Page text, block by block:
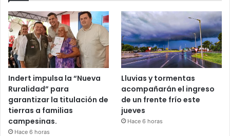
Indert impulsa la “Nueva
Ruralidad” para
garantizar la titulación de
tierras a familias
campesinas.
Hace 6 horas
Lluvias y tormentas
acompañarán el ingreso
de un frente frío este
jueves
Hace 6 horas